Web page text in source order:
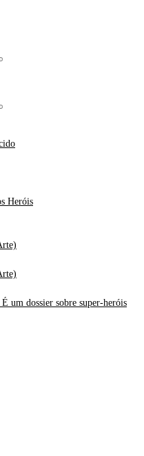
Heróis
um dossier sobre super-heróis